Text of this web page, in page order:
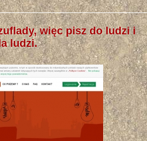
więc pisz do ludzi i
ludzi.